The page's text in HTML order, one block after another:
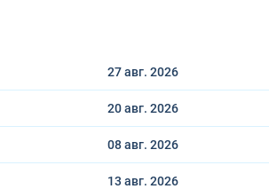
27 авг. 2026
20 авг. 2026
08 авг. 2026
13 авг. 2026